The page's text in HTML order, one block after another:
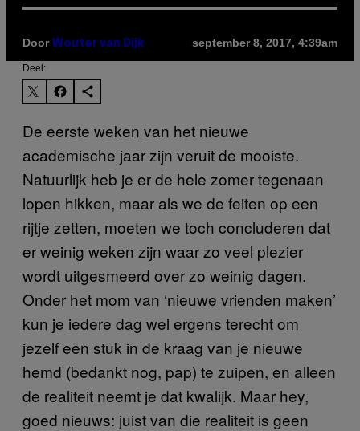
Door Wouter van Dijk september 8, 2017, 4:39am
Deel:
De eerste weken van het nieuwe
academische jaar zijn veruit de mooiste.
Natuurlijk heb je er de hele zomer tegenaan
lopen hikken, maar als we de feiten op een
rijtje zetten, moeten we toch concluderen dat
er weinig weken zijn waar zo veel plezier
wordt uitgesmeerd over zo weinig dagen.
Onder het mom van ‘nieuwe vrienden maken’
kun je iedere dag wel ergens terecht om
jezelf een stuk in de kraag van je nieuwe
hemd (bedankt nog, pap) te zuipen, en alleen
de realiteit neemt je dat kwalijk. Maar hey,
goed nieuws: juist van die realiteit is geen